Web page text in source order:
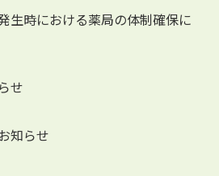
生時における薬局の体制確保に
せ
知らせ